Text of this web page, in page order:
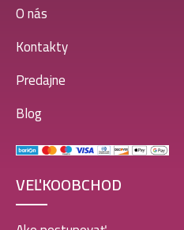
O nás
Kontakty
Predajne
Blog
VEĽKOOBCHOD